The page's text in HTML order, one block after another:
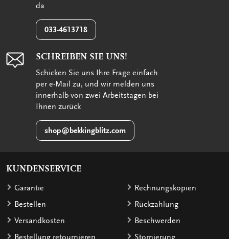
da
033-4613718
SCHREIBEN SIE UNS!
Schicken Sie uns Ihre Frage einfach
per e-Mail zu, und wir melden uns
innerhalb von zwei Arbeitstagen bei
Ihnen zurück
shop@bekkingblitz.com
KUNDENSERVICE
Garantie
Bestellen
Versandkosten
Bestellung retournieren
Rechnungskopien
Rückzahlung
Beschwerden
Stornierung